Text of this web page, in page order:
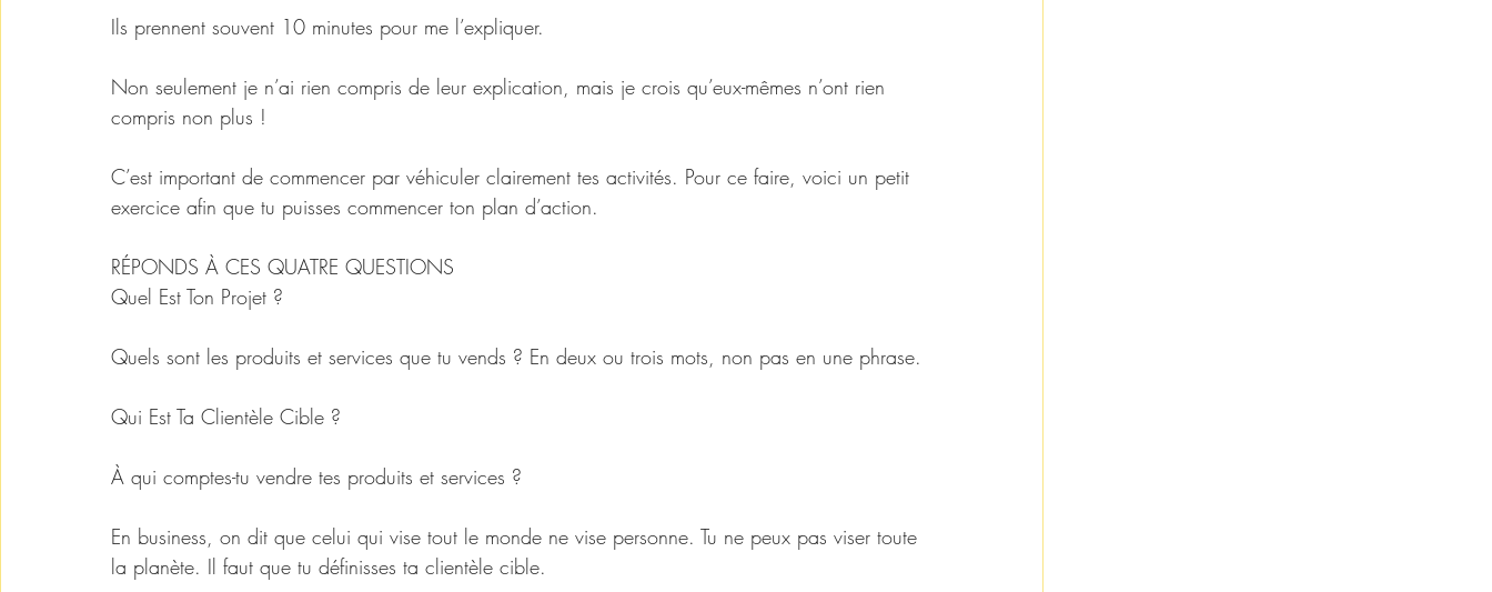
Ils prennent souvent 10 minutes pour me l’expliquer.
Non seulement je n’ai rien compris de leur explication, mais je crois qu’eux-mêmes n’ont rien
compris non plus !
C’est important de commencer par véhiculer clairement tes activités. Pour ce faire, voici un petit
exercice afin que tu puisses commencer ton plan d’action.
RÉPONDS À CES QUATRE QUESTIONS
Quel Est Ton Projet ?
Quels sont les produits et services que tu vends ? En deux ou trois mots, non pas en une phrase.
Qui Est Ta Clientèle Cible ?
À qui comptes-tu vendre tes produits et services ?
En business, on dit que celui qui vise tout le monde ne vise personne. Tu ne peux pas viser toute
la planète. Il faut que tu définisses ta clientèle cible.